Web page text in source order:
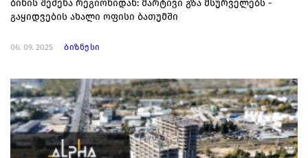
ბინის შეძენა რეგიონიდან: მარტივი გზა მსურველებს -
გაყიდვების ახალი ოფისი ბათუმში
06. 09. 2025 ბიზნესი